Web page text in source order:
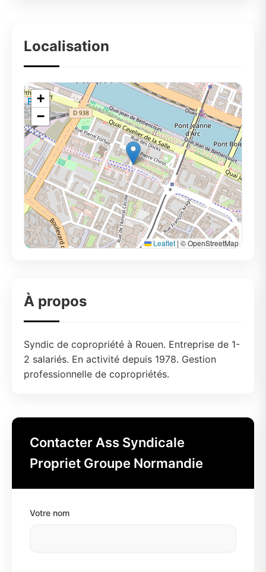
Localisation
+
−
Leaflet | © OpenStreetMap
À propos
Syndic de copropriété à Rouen. Entreprise de 1-
2 salariés. En activité depuis 1978. Gestion
professionnelle de copropriétés.
Contacter Ass Syndicale
Propriet Groupe Normandie
Votre nom